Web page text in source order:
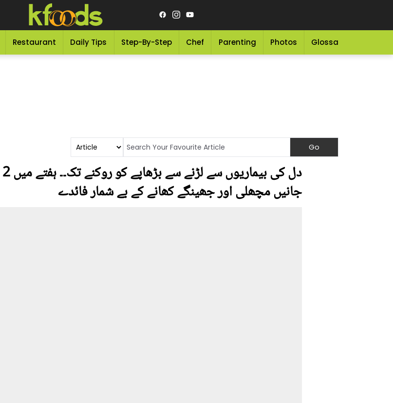
Restaurant Daily Tips Step-By-Step Chef Parenting Photos Glossary
جانیں مچھلی اور جھینگے کھانے کے بے شمار فائدے